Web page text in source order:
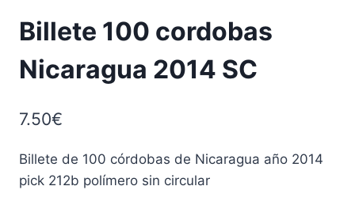
Billete 100 cordobas
Nicaragua 2014 SC
7.50€
Billete de 100 córdobas de Nicaragua año 2014
pick 212b polímero sin circular